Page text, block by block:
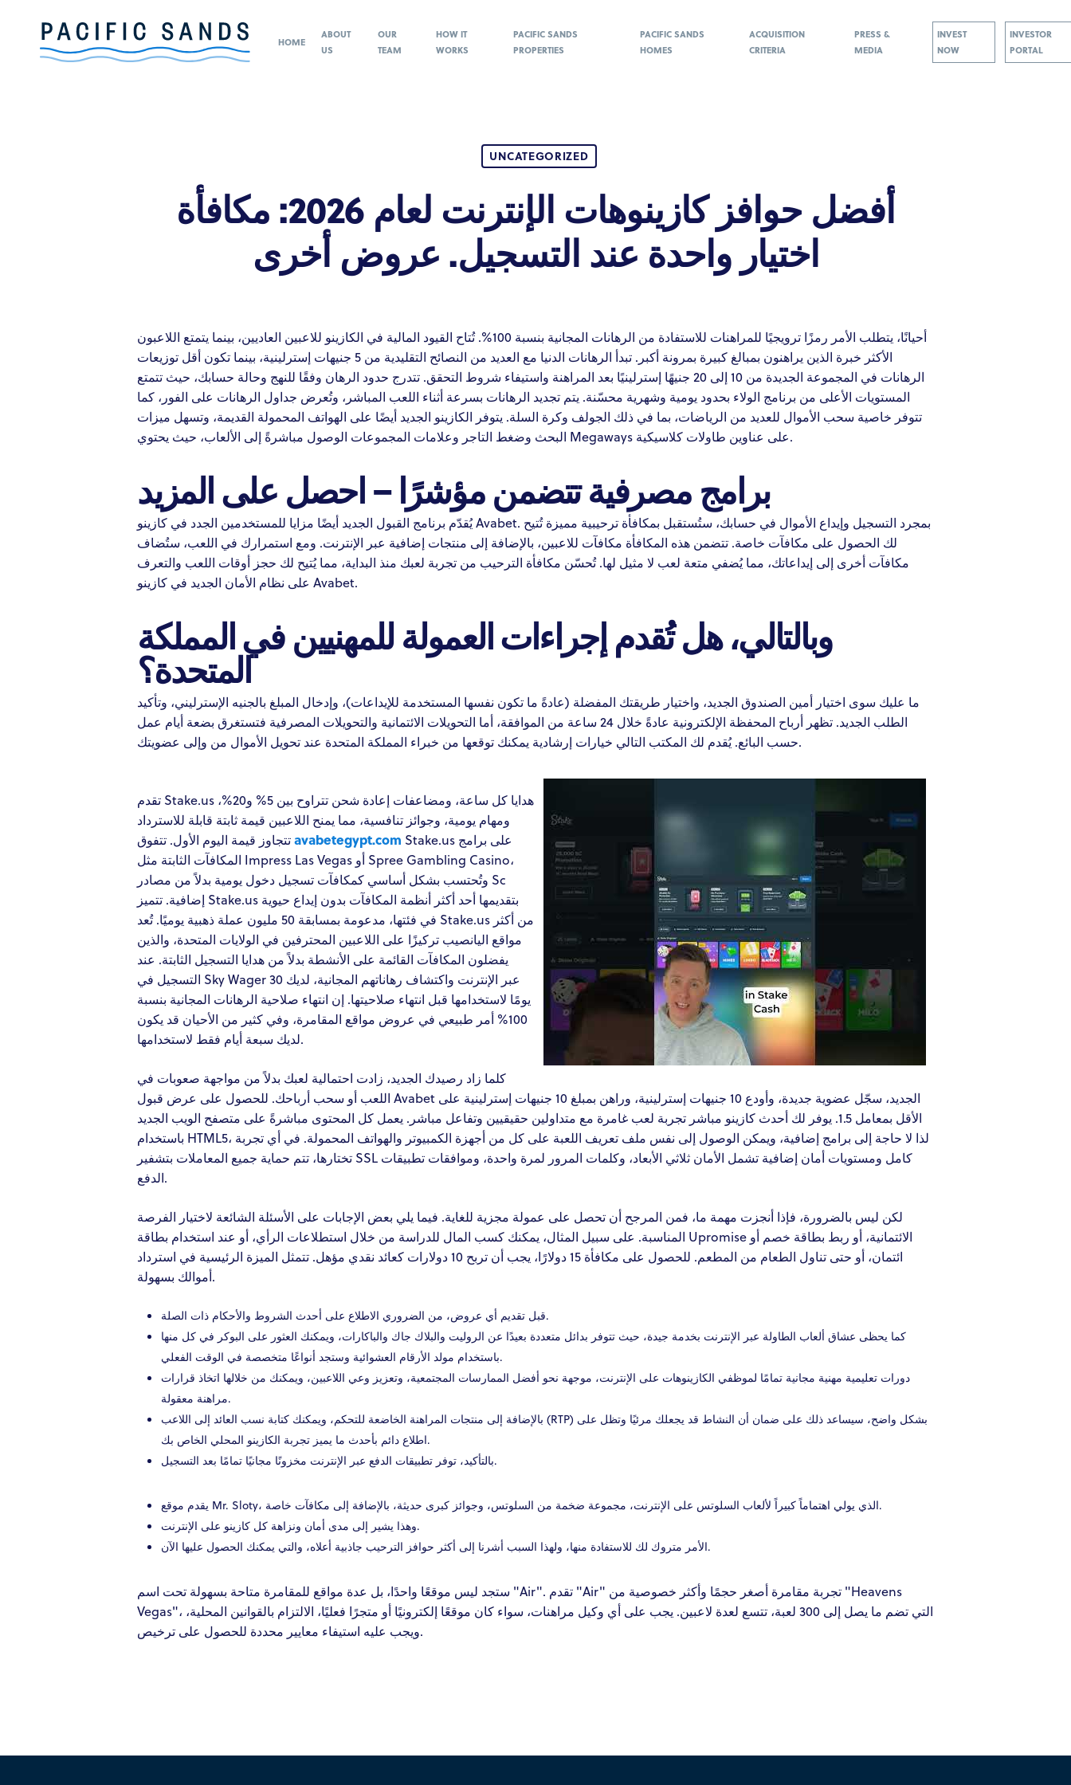
Hit enter to search or ESC to close
HOME
ABOUT
US
OUR
TEAM
HOW IT
WORKS
PACIFIC SANDS
PROPERTIES
PACIFIC SANDS
HOMES
ACQUISITION
CRITERIA
PRESS &
MEDIA
INVEST
NOW
INVESTOR
PORTAL
UNCATEGORIZED
أفضل حوافز كازينوهات الإنترنت لعام 2026: مكافأة
اختيار واحدة عند التسجيل. عروض أخرى
أحيانًا، يتطلب الأمر رمزًا ترويجيًا للمراهنات للاستفادة من الرهانات المجانية بنسبة 100%. تُتاح القيود المالية في الكازينو للاعبين العاديين، بينما يتمتع اللاعبون
الأكثر خبرة الذين يراهنون بمبالغ كبيرة بمرونة أكبر. تبدأ الرهانات الدنيا مع العديد من النصائح التقليدية من 5 جنيهات إسترلينية، بينما تكون أقل توزيعات
الرهانات في المجموعة الجديدة من 10 إلى 20 جنيهًا إسترلينيًا بعد المراهنة واستيفاء شروط التحقق.
تتدرج حدود الرهان وفقًا للنهج وحالة حسابك، حيث تتمتع
المستويات الأعلى من برنامج الولاء بحدود يومية وشهرية محسّنة. يتم تجديد الرهانات بسرعة أثناء اللعب المباشر، وتُعرض جداول الرهانات على الفور، كما
تتوفر خاصية سحب الأموال للعديد من الرياضات، بما في ذلك الجولف وكرة السلة. يتوفر الكازينو الجديد أيضًا على الهواتف المحمولة القديمة، وتسهل ميزات
البحث وضغط التاجر وعلامات المجموعات الوصول مباشرةً إلى الألعاب، حيث يحتوي Megaways على عناوين طاولات كلاسيكية.
برامج مصرفية تتضمن مؤشرًا – احصل على المزيد
يُقدّم برنامج القبول الجديد أيضًا مزايا للمستخدمين الجدد في كازينو Avabet. بمجرد التسجيل وإيداع الأموال في حسابك، ستُستقبل بمكافأة ترحيبية مميزة تُتيح
لك الحصول على مكافآت خاصة. تتضمن هذه المكافأة مكافآت للاعبين، بالإضافة إلى منتجات إضافية عبر الإنترنت. ومع استمرارك في اللعب، ستُضاف
مكافآت أخرى إلى إيداعاتك، مما يُضفي متعة لعب لا مثيل لها. تُحسّن مكافأة الترحيب من تجربة لعبك منذ البداية، مما يُتيح لك حجز أوقات اللعب والتعرف
على نظام الأمان الجديد في كازينو Avabet.
وبالتالي، هل تُقدم إجراءات العمولة للمهنيين في المملكة
المتحدة؟
ما عليك سوى اختيار أمين الصندوق الجديد، واختيار طريقتك المفضلة (عادةً ما تكون نفسها المستخدمة للإيداعات)، وإدخال المبلغ بالجنيه الإسترليني، وتأكيد
الطلب الجديد. تظهر أرباح المحفظة الإلكترونية عادةً خلال 24 ساعة من الموافقة، أما التحويلات الائتمانية والتحويلات المصرفية فتستغرق بضعة أيام عمل
حسب البائع. يُقدم لك المكتب التالي خيارات إرشادية يمكنك توقعها من خبراء المملكة المتحدة عند تحويل الأموال من وإلى عضويتك.
تقدم Stake.us هدايا كل ساعة، ومضاعفات إعادة شحن تتراوح بين 5% و20%،
ومهام يومية، وجوائز تنافسية، مما يمنح اللاعبين قيمة ثابتة قابلة للاسترداد
avabetegypt.com Stake.us على برامج
المكافآت الثابتة مثل Impress Las Vegas أو Spree Gambling Casino،
وتُحتسب بشكل أساسي كمكافآت تسجيل دخول يومية بدلاً من مصادر Sc
إضافية. تتميز Stake.us بتقديمها أحد أكثر أنظمة المكافآت بدون إيداع حيوية
في فئتها، مدعومة بمسابقة 50 مليون عملة ذهبية يوميًا. تُعد Stake.us من أكثر
مواقع اليانصيب تركيزًا على اللاعبين المحترفين في الولايات المتحدة، والذين
يفضلون المكافآت القائمة على الأنشطة بدلاً من هدايا التسجيل الثابتة. عند
التسجيل في Sky Wager عبر الإنترنت واكتشاف رهاناتهم المجانية، لديك 30
يومًا لاستخدامها قبل انتهاء صلاحيتها. إن انتهاء صلاحية الرهانات المجانية بنسبة
100% أمر طبيعي في عروض مواقع المقامرة، وفي كثير من الأحيان قد يكون
لديك سبعة أيام فقط لاستخدامها.
كلما زاد رصيدك الجديد، زادت احتمالية لعبك بدلاً من مواجهة صعوبات في
اللعب أو سحب أرباحك. للحصول على عرض قبول Avabet الجديد، سجّل عضوية جديدة، وأودع 10 جنيهات إسترلينية، وراهن بمبلغ 10 جنيهات إسترلينية على
الأقل بمعامل 1.5. يوفر لك أحدث كازينو مباشر تجربة لعب غامرة مع متداولين حقيقيين وتفاعل مباشر. يعمل كل المحتوى مباشرةً على متصفح الويب الجديد
باستخدام HTML5، لذا لا حاجة إلى برامج إضافية، ويمكن الوصول إلى نفس ملف تعريف اللعبة على كل من أجهزة الكمبيوتر والهواتف المحمولة. في أي تجربة
تختارها، تتم حماية جميع المعاملات بتشفير SSL كامل ومستويات أمان إضافية تشمل الأمان ثلاثي الأبعاد، وكلمات المرور لمرة واحدة، وموافقات تطبيقات
الدفع.
لكن ليس بالضرورة، فإذا أنجزت مهمة ما، فمن المرجح أن تحصل على عمولة مجزية للغاية. فيما يلي بعض الإجابات على الأسئلة الشائعة لاختيار الفرصة
المناسبة. على سبيل المثال، يمكنك كسب المال للدراسة من خلال استطلاعات الرأي، أو عند استخدام بطاقة Upromise الائتمانية، أو ربط بطاقة خصم أو
ائتمان، أو حتى تناول الطعام من المطعم. للحصول على مكافأة 15 دولارًا، يجب أن تربح 10 دولارات كعائد نقدي مؤهل. تتمثل الميزة الرئيسية في استرداد
أموالك بسهولة.
قبل تقديم أي عروض، من الضروري الاطلاع على أحدث الشروط والأحكام ذات الصلة.
كما يحظى عشاق ألعاب الطاولة عبر الإنترنت بخدمة جيدة، حيث تتوفر بدائل متعددة بعيدًا عن الروليت والبلاك جاك والباكارات، ويمكنك العثور على البوكر في كل منها
باستخدام مولد الأرقام العشوائية وستجد أنواعًا متخصصة في الوقت الفعلي.
دورات تعليمية مهنية مجانية تمامًا لموظفي الكازينوهات على الإنترنت، موجهة نحو أفضل الممارسات المجتمعية، وتعزيز وعي اللاعبين، ويمكنك من خلالها اتخاذ قرارات
مراهنة معقولة.
بالإضافة إلى منتجات المراهنة الخاضعة للتحكم، ويمكنك كتابة نسب العائد إلى اللاعب (RTP) بشكل واضح، سيساعد ذلك على ضمان أن النشاط قد يجعلك مرئيًا وتظل على
اطلاع دائم بأحدث ما يميز تجربة الكازينو المحلي الخاص بك.
بالتأكيد، توفر تطبيقات الدفع عبر الإنترنت مخزونًا مجانيًا تمامًا بعد التسجيل.
يقدم موقع Mr. Sloty، الذي يولي اهتماماً كبيراً لألعاب السلوتس على الإنترنت، مجموعة ضخمة من السلوتس، وجوائز كبرى حديثة، بالإضافة إلى مكافآت خاصة.
وهذا يشير إلى مدى أمان ونزاهة كل كازينو على الإنترنت.
الأمر متروك لك للاستفادة منها، ولهذا السبب أشرنا إلى أكثر حوافز الترحيب جاذبية أعلاه، والتي يمكنك الحصول عليها الآن.
ستجد ليس موقعًا واحدًا، بل عدة مواقع للمقامرة متاحة بسهولة تحت اسم "Air". تقدم "Air" تجربة مقامرة أصغر حجمًا وأكثر خصوصية من "Heavens
Vegas"، التي تضم ما يصل إلى 300 لعبة، تتسع لعدة لاعبين. يجب على أي وكيل مراهنات، سواء كان موقعًا إلكترونيًا أو متجرًا فعليًا، الالتزام بالقوانين المحلية،
ويجب عليه استيفاء معايير محددة للحصول على ترخيص.